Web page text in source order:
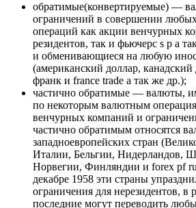
обратимые(конвертируемые) —
ограничений в совершении
операций как акции венчурных
резидентов, так и фьючерс s p а
и обменивающиеся на любую
(американский доллар,
франк и france trade а так же др.);
частично обратимые — валюты,
по некоторым валютным
венчурных компаний и
частично обратимым относятся
западноевропейских стран
Италии, Бельгии, Нидерландов,
Норвегии, Финляндии и forex pf
декабре 1958 эти страны
ограничения для нерезидентов, в
последние могут переводить